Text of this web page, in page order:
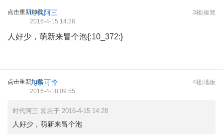
点击重新加载 3楼|板凳
时代阿三
2016-4-15 14:28
人好少，萌新来冒个泡{:10_372:}
点击重新加载 4楼|地板
九条可怜
2016-4-18 09:55
时代阿三 发表于 2016-4-15 14:28
人好少，萌新来冒个泡